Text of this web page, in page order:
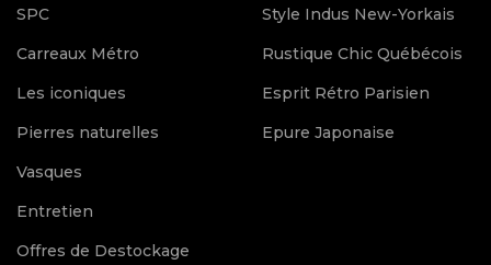
SPC
Carreaux Métro
Les iconiques
Pierres naturelles
Vasques
Entretien
Offres de Destockage
Style Indus New-Yorkais
Rustique Chic Québécois
Esprit Rétro Parisien
Epure Japonaise